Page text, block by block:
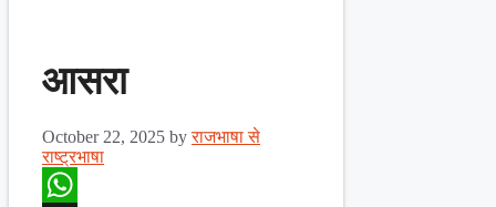
आसरा
October 22, 2025 byराजभाषा से
राष्ट्रभाषा